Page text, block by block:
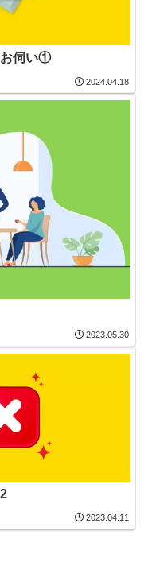
お伺い①
2024.04.18
2023.05.30
2023.04.11